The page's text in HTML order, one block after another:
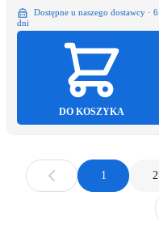
Dostępne u naszego dostawcy · 6
dni
DO KOSZYKA
1 2